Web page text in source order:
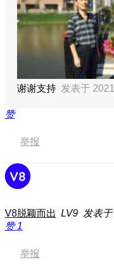
谢谢支持 发表于
赞
举报
V8脱颖而出 LV9 发表
赞1
举报